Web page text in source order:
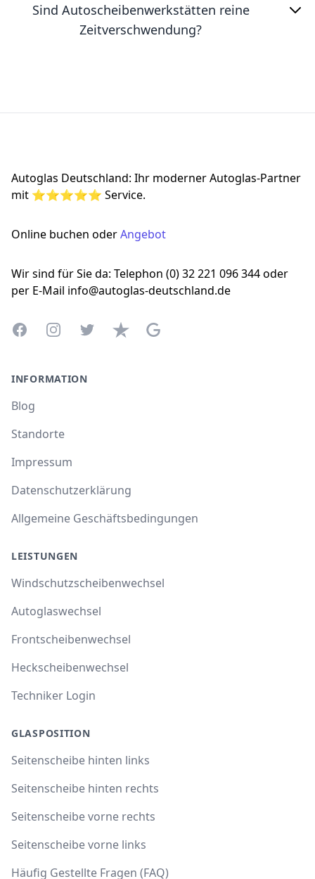
Sind Autoscheibenwerkstätten reine
Zeitverschwendung?
Autoglas Deutschland: Ihr moderner Autoglas-Partner
mit ⭐⭐⭐⭐⭐ Service.
Online buchen oderAngebot
Wir sind für Sie da: Telephon (0) 32 221 096 344 oder
per E-Mail info@autoglas-deutschland.de
FacebookInstagramTwitterTrustpilotGoogle Business Profile
INFORMATION
Blog
Standorte
Impressum
Datenschutzerklärung
Allgemeine Geschäftsbedingungen
LEISTUNGEN
Windschutzscheibenwechsel
Autoglaswechsel
Frontscheibenwechsel
Heckscheibenwechsel
Techniker Login
GLASPOSITION
Seitenscheibe hinten links
Seitenscheibe hinten rechts
Seitenscheibe vorne rechts
Seitenscheibe vorne links
Häufig Gestellte Fragen (FAQ)